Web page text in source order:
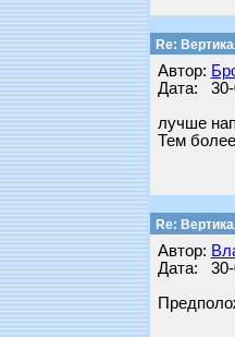
Re:
Автор:
Дата: 30-
лучше
Тем
Re:
Автор:
Дата: 30-